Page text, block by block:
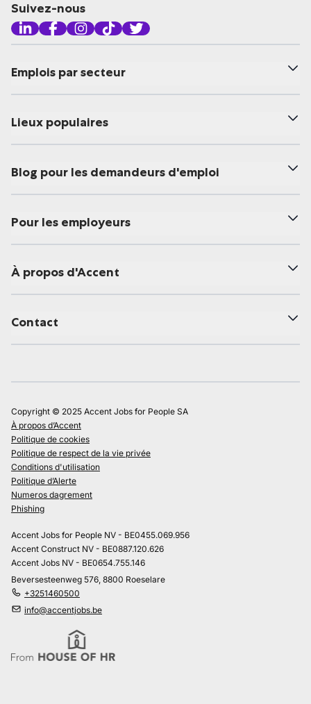
Suivez-nous
Emplois par secteur
Lieux populaires
Blog pour les demandeurs d'emploi
Pour les employeurs
À propos d'Accent
Contact
Copyright © 2025 Accent Jobs for People SA
À propos d’Accent
Politique de cookies
Politique de respect de la vie privée
Conditions d'utilisation
Politique d’Alerte
Numeros dagrement
Phishing
Accent Jobs for People NV - BE0455.069.956
Accent Construct NV - BE0887.120.626
Accent Jobs NV - BE0654.755.146
Beversesteenweg 576, 8800 Roeselare
+3251460500
info@accentjobs.be